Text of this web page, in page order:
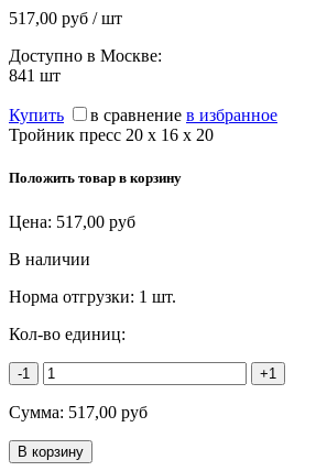
517,00 руб / шт
Доступно в Москве:
841 шт
Купить в сравнение в избранное
Тройник пресс 20 х 16 х 20
Положить товар в корзину
Цена: 517,00 руб
В наличии
Норма отгрузки: 1 шт.
Кол-во единиц:
-1 +1
Сумма: 517,00 руб